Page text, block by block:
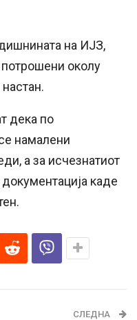
на ИЈЗ,
околу
дека по
намалени
а за исчезнатиот
каде
СЛЕДНА